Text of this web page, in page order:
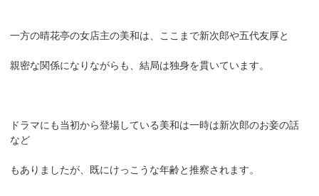
一方の晴花亭の女店主の美和は、ここまで新次郎や五代友厚と
親密な関係になりながらも、結局は独身を貫いています。
ドラマにも当初から登場している美和は一時は新次郎のお妾の話
など
もありましたが、既にけっこうな年齢と推察されます。